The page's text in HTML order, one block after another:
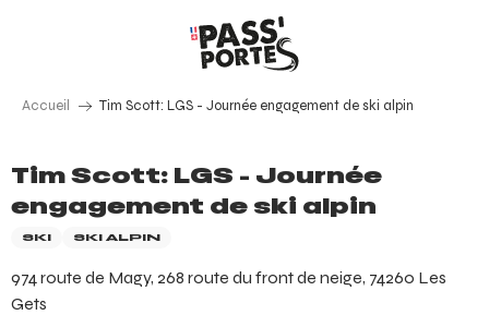
Accueil Tim Scott: LGS - Journée engagement de ski alpin
Tim Scott: LGS - Journée
engagement de ski alpin
SKI SKI ALPIN
974 route de Magy, 268 route du front de neige, 74260 Les
Gets